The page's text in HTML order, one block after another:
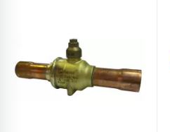
Шланги слива
Щетки двигателя